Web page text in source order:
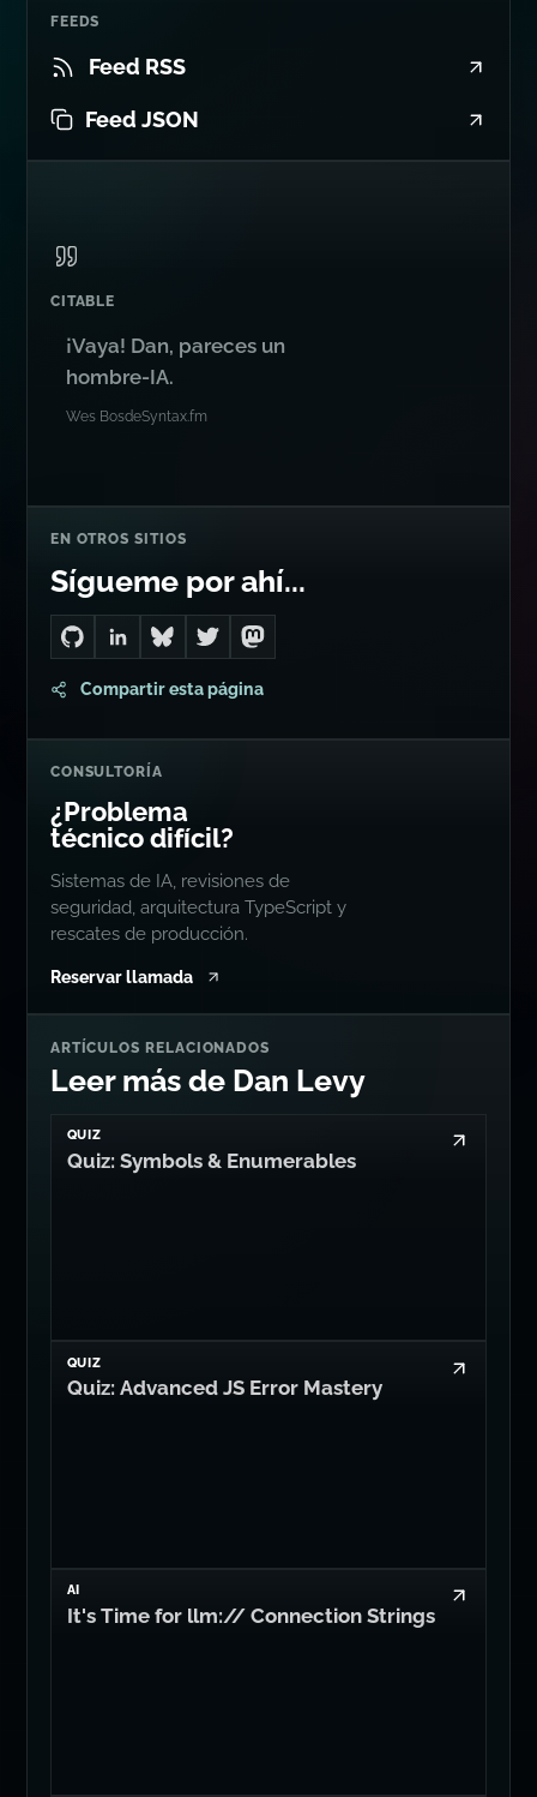
FEEDS
Feed RSS
Feed JSON
CITABLE
¡Vaya! Dan, pareces un
hombre-IA.
Wes BosdeSyntax.fm
EN OTROS SITIOS
Sígueme por ahí...
Go to Dan's GitHub
Connect with me on LinkedIn
Follow me on Bluesky
Follow me on Twitter
Follow me on Mastodon
Compartir esta página
CONSULTORÍA
¿Problema
técnico difícil?
Sistemas de IA, revisiones de
seguridad, arquitectura TypeScript y
rescates de producción.
Reservar llamada
ARTÍCULOS RELACIONADOS
Leer más de Dan Levy
QUIZ
Quiz: Symbols & Enumerables
QUIZ
Quiz: Advanced JS Error Mastery
AI
It's Time for llm:// Connection Strings